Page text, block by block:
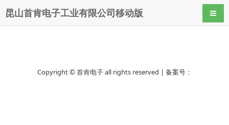
昆山首肯电子工业有限公司移动版 导航
Copyright © 首肯电子 all rights reserved | 备案号：